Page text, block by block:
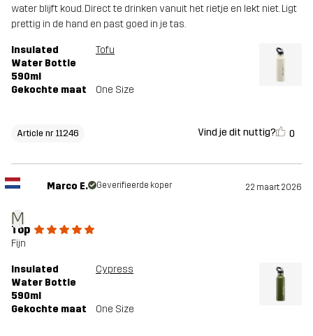
water blijft koud. Direct te drinken vanuit het rietje en lekt niet. Ligt
prettig in de hand en past goed in je tas.
Insulated
Water Bottle
590ml
Tofu
Gekochte maat One Size
Article nr 11246 Vind je dit nuttig? 0
M
Marco E. Geverifieerde koper 22 maart 2026
Top
Fijn
Insulated
Water Bottle
590ml
Cypress
Gekochte maat One Size